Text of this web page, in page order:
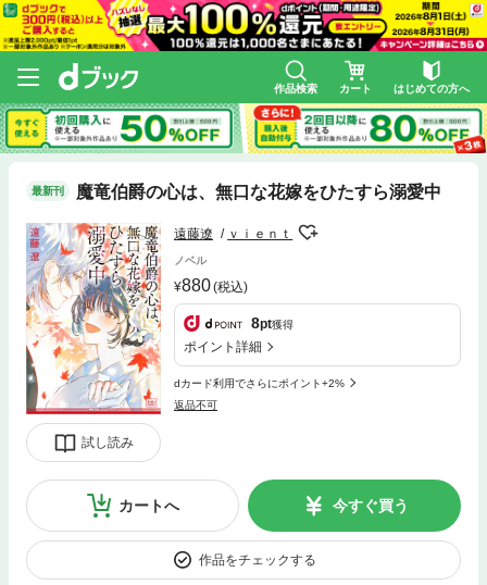
作品検索 カート はじめての方へ
最新刊 魔竜伯爵の心は、無口な花嫁をひたすら溺愛中
試し読み
遠藤遼 ｖｉｅｎｔ
ノベル
880(税込)
8pt獲得
ポイント詳細
dカード利用でさらにポイント+2%
返品不可
カートへ 今すぐ買う
作品をチェックする